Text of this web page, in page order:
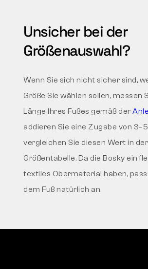
Unsicher bei der
Größenauswahl?
Wenn Sie sich nicht sicher sind,
Größe Sie wählen sollen, messen
Länge Ihres Fußes gemäß der
addieren Sie eine Zugabe von
vergleichen Sie diesen Wert in der
Größentabelle. Da die Bosky ein
textiles Obermaterial haben,
dem Fuß natürlich an.